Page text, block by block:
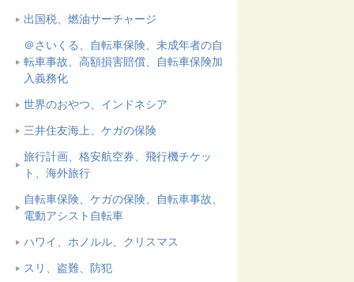
出国税、燃油サーチャージ
＠さいくる、自転車保険、未成年者の自
転車事故、高額損害賠償、自転車保険加
入義務化
世界のおやつ、インドネシア
三井住友海上、ケガの保険
旅行計画、格安航空券、飛行機チケッ
ト、海外旅行
自転車保険、ケガの保険、自転車事故、
電動アシスト自転車
ハワイ、ホノルル、クリスマス
スリ、盗難、防犯